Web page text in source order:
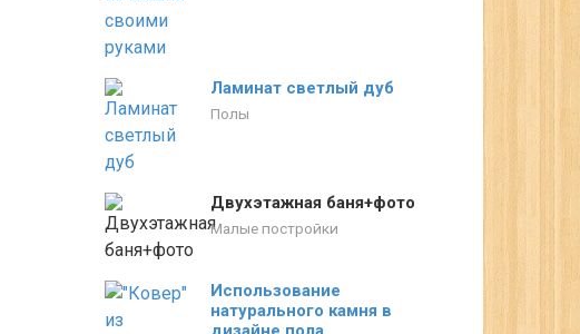
Ламинат светлый дуб
Полы
Двухэтажная баня+фото
Малые постройки
Использование
натурального камня в